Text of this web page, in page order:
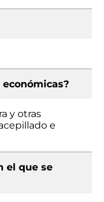
y otras
e
el que se